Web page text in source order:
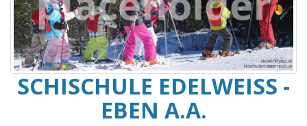
SCHISCHULE EDELWEISS -
EBEN A.A.